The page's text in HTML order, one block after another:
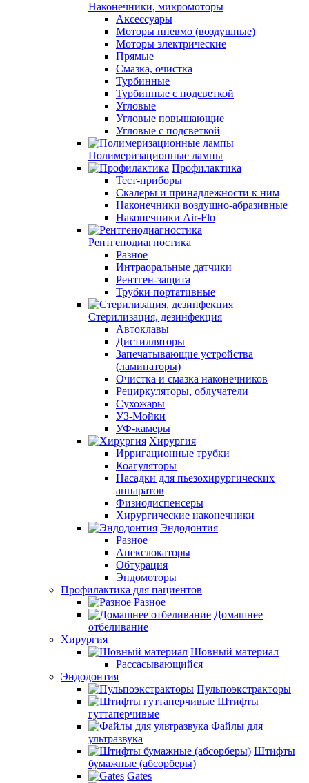
Наконечники, микромоторы
Аксессуары
Моторы пневмо (воздушные)
Моторы электрические
Прямые
Смазка, очистка
Турбинные
Турбинные с подсветкой
Угловые
Угловые повышающие
Угловые с подсветкой
Полимеризационные лампы
Профилактика
Тест-приборы
Скалеры и принадлежности к ним
Наконечники воздушно-абразивные
Наконечники Air-Flo
Рентгенодиагностика
Разное
Интраоральные датчики
Рентген-защита
Трубки портативные
Стерилизация, дезинфекция
Автоклавы
Дистилляторы
Запечатывающие устройства
(ламинаторы)
Очистка и смазка наконечников
Рециркуляторы, облучатели
Сухожары
УЗ-Мойки
УФ-камеры
Хирургия
Ирригационные трубки
Коагуляторы
Насадки для пьезохирургических
аппаратов
Физиодиспенсеры
Хирургические наконечники
Эндодонтия
Разное
Апекслокаторы
Обтурация
Эндомоторы
Профилактика для пациентов
Разное
Домашнее
отбеливание
Хирургия
Шовный материал
Рассасывающийся
Эндодонтия
Пульпоэкстракторы
Штифты
гуттаперчивые
Файлы для
ультразвука
Штифты
бумажные (абсорберы)
Gates